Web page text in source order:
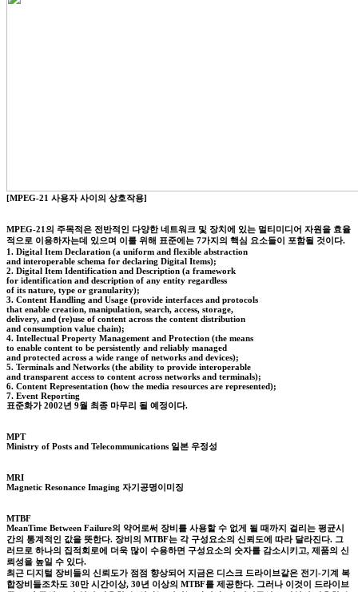
[MPEG-21 사용자 사이의 상호작용]
MPEG-21의 주목적은 전반적인 다양한 네트워크 및 장치에 있는 멀티미디어 자원을 효율
적으로 이용하자는데 있으며 이를 위해 표준에는 7가지의 핵심 요소들이 포함될 것이다.
1. Digital Item Declaration (a uniform and flexible abstraction
and interoperable schema for declaring Digital Items);
2. Digital Item Identification and Description (a framework
for identification and description of any entity regardless
of its nature, type or granularity);
3. Content Handling and Usage (provide interfaces and protocols
that enable creation, manipulation, search, access, storage,
delivery, and (re)use of content across the content distribution
and consumption value chain);
4. Intellectual Property Management and Protection (the means
to enable content to be persistently and reliably managed
and protected across a wide range of networks and devices);
5. Terminals and Networks (the ability to provide interoperable
and transparent access to content across networks and terminals);
6. Content Representation (how the media resources are represented);
7. Event Reporting
표준화가 2002년 9월 최종 마무리 될 예정이다.
MPT
Ministry of Posts and Telecommunications 일본 우정성
MRI
Magnetic Resonance Imaging 자기공명이미징
MTBF
MeanTime Between Failure의 약어로써 장비를 사용할 수 없게 될 때까지 걸리는 평균시
간의 통계적인 값을 뜻한다. 장비의 MTBF는 각 구성요소의 신뢰도에 따라 달라진다. 그
러므로 하나의 집적회로에 더욱 많이 수용하면 구성요소의 숫자를 감소시키고, 제품의 신
뢰성을 높일 수 있다.
최근 디지털 장비들의 신뢰도가 점점 향상되어 지금은 디스크 드라이브같은 전기-기계 복
합장비들조차도 30만 시간이상, 30년 이상의 MTBF를 제공한다. 그러나 이것이 드라이브